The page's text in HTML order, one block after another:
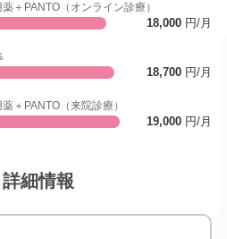
＋PANTO（オンライン診療）
18,000 円/月
18,700 円/月
＋PANTO（来院診療）
19,000 円/月
細情報